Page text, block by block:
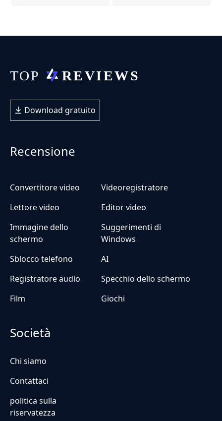
Download gratuito
Recensione
Convertitore video
Videoregistratore
Lettore video
Editor video
Immagine dello
schermo
Suggerimenti di
Windows
Sblocco telefono
AI
Registratore audio
Specchio dello schermo
Film
Giochi
Società
Chi siamo
Contattaci
politica sulla
riservatezza